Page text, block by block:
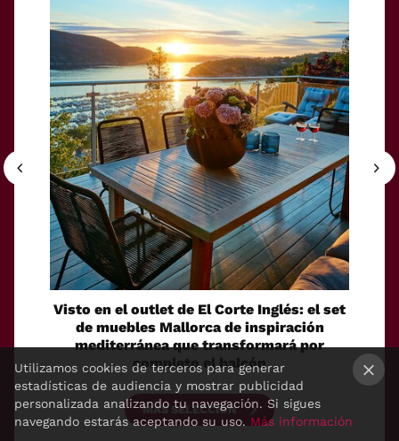
Visto en el outlet de El Corte Inglés: el set
de muebles Mallorca de inspiración
mediterránea que transformará por
completo el balcón
MÁS SELECCIÓN
Utilizamos cookies de terceros para generar
estadísticas de audiencia y mostrar publicidad
personalizada analizando tu navegación. Si sigues
navegando estarás aceptando su uso. Más información